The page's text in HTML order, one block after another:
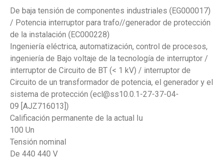
De baja tensión de componentes industriales (EG000017)
/ Potencia interruptor para trafo//generador de protección
de la instalación (EC000228)
Ingeniería eléctrica, automatización, control de procesos,
ingeniería de Bajo voltaje de la tecnología de interruptor /
interruptor de Circuito de BT (< 1 kV) / interruptor de
Circuito de un transformador de potencia, el generador y el
sistema de protección (ecl@ss10.0.1-27-37-04-
09 [AJZ716013])
Calificación permanente de la actual Iu
100 Un
Tensión nominal
De 440 440 V